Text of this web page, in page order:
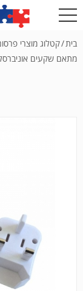
בית/קטלוג מוצרי
מתאם שקעים